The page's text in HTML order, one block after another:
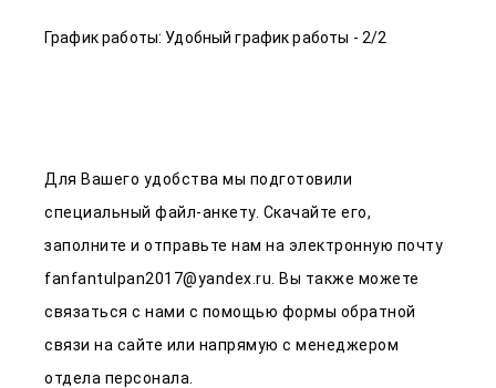
График работы: Удобный график работы - 2/2
Для Вашего удобства мы подготовили
специальный файл-анкету. Скачайте его,
заполните и отправьте нам на электронную почту
fanfantulpan2017@yandex.ru . Вы также можете
связаться с нами с помощью формы обратной
связи на сайте или напрямую с менеджером
отдела персонала.